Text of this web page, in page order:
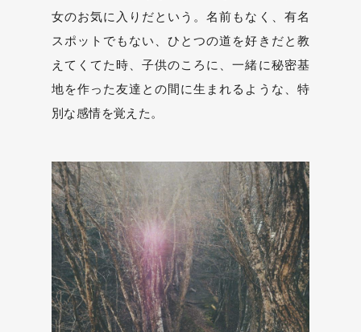
女のお気に入りだという。名前もなく、有名
スポットでもない、ひとつの道を好きだと教
えてくてた時、子供のころに、一緒に秘密基
地を作った友達との間に生まれるような、特
別な感情を覚えた。